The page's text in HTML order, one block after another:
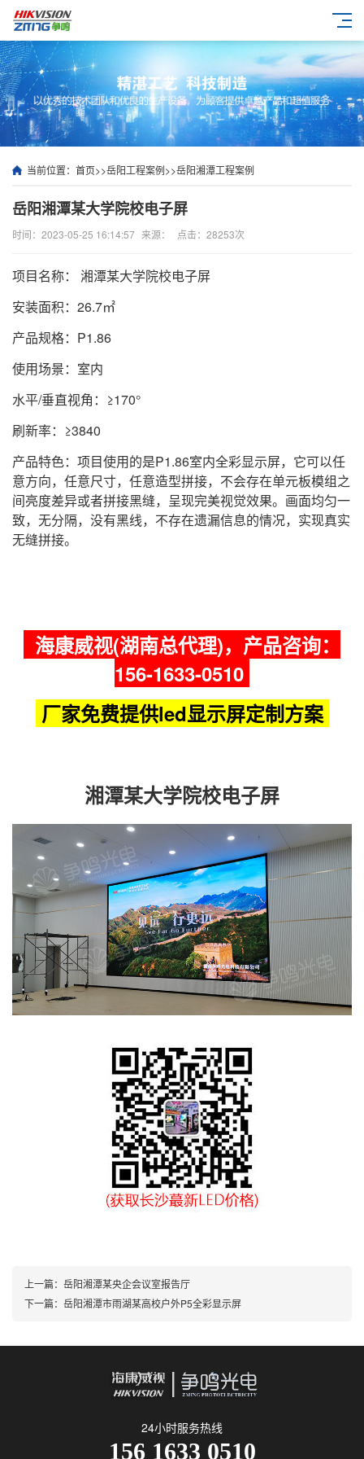
当前位置： 首页>>岳阳工程案例>>岳阳湘潭工程案例
岳阳湘潭某大学院校电子屏
时间：2023-05-25 16:14:57 来源： 点击：28253次
项目名称： 湘潭某大学院校电子屏
安装面积：26.7㎡
产品规格：P1.86
使用场景：室内
水平/垂直视角：≥170°
刷新率：≥3840
产品特色：项目使用的是P1.86室内全彩显示屏，它可以任
意方向，任意尺寸，任意造型拼接，不会存在单元板模组之
间亮度差异或者拼接黑缝，呈现完美视觉效果。画面均匀一
致，无分隔，没有黑线，不存在遗漏信息的情况，实现真实
无缝拼接。
海康威视(湖南总代理)，产品咨询：
156-1633-0510
厂家免费提供led显示屏定制方案
湘潭某大学院校电子屏
上一篇： 岳阳湘潭某央企会议室报告厅
下一篇： 岳阳湘潭市雨湖某高校户外P5全彩显示屏
24小时服务热线
156 1633 0510